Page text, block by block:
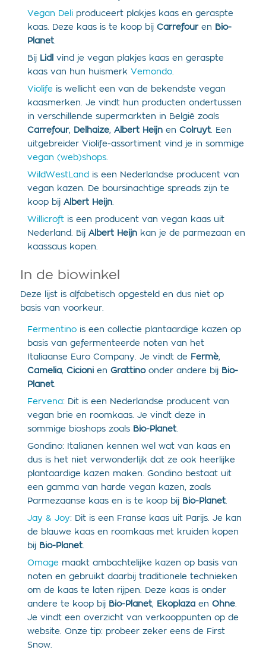
Vegan Deliproduceert plakjes kaas en geraspte
kaas. Deze kaas is te koop bij Carrefouren
Bio-
Planet.
Bij Lidl vind je vegan plakjes kaas en geraspte
kaas van hun huismerk Vemondo.
Violife is wellicht een van de bekendste vegan
kaasmerken. Je vindt hun producten ondertussen
in verschillende supermarkten in België zoals
Carrefour, Delhaize, Albert Heijnen Colruyt. Een
uitgebreider Violife-assortiment vind je in sommige
vegan (web)shops.
WildWestLand is een Nederlandse producent van
vegan kazen. De boursinachtige spreads zijn te
koop bij Albert Heijn.
Willicroftis een producent van vegan kaas uit
Nederland. Bij Albert Heijnkan je de parmezaan en
kaassaus kopen.
In de biowinkel
Deze lijst is alfabetisch opgesteld en dus niet op
basis van voorkeur.
Fermentinois een collectie plantaardige kazen op
basis van gefermenteerde noten van het
Italiaanse Euro Company. Je vindt de
Fermè,
Camelia, Cicionien Grattinoonder andere bij Bio-
Planet.
Fervena: Dit is een Nederlandse producent van
vegan brie en roomkaas. Je vindt deze in
sommige bioshops zoals Bio-Planet.
Gondino: Italianen kennen wel wat van kaas en
dus is het niet verwonderlijk dat ze ook heerlijke
plantaardige kazen maken. Gondino bestaat uit
een gamma van harde vegan kazen, zoals
Parmezaanse kaas en is te koop bij Bio-Planet.
Jay & Joy: Dit is een Franse kaas uit Parijs. Je kan
de blauwe kaas en roomkaas met kruiden kopen
bij Bio-Planet.
Omage maakt ambachtelijke kazen op basis van
noten en gebruikt daarbij traditionele technieken
om de kaas te laten rijpen. Deze kaas is onder
andere te koop bij Bio-Planet, Ekoplazaen Ohne.
Je vindt een overzicht van verkooppunten op de
website. Onze tip: probeer zeker eens de First
Snow.